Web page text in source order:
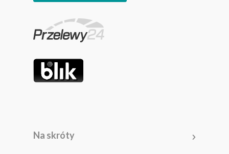
Na skróty